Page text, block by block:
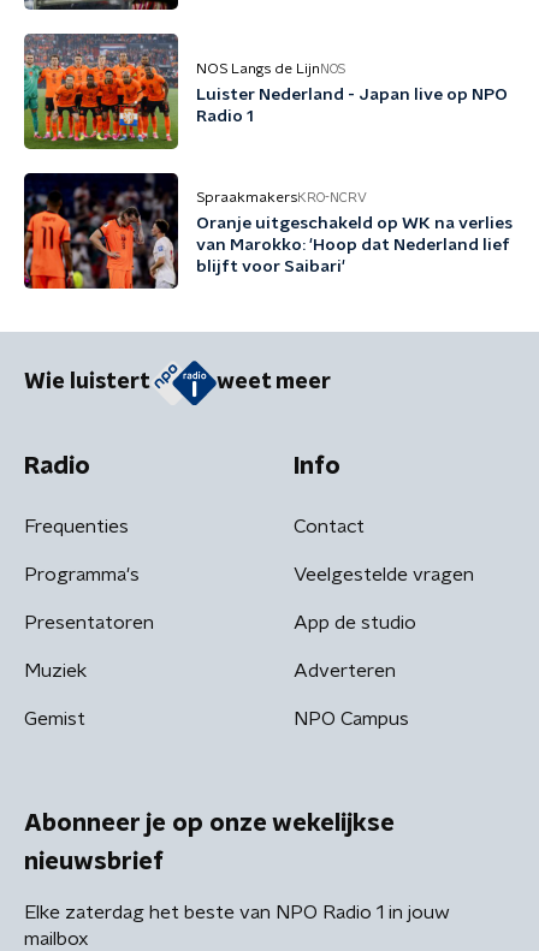
NOS Langs de Lijn NOS
Luister Nederland - Japan live op NPO
Radio 1
SpraakmakersKRO-NCRV
Oranje uitgeschakeld op WK na verlies
van Marokko: 'Hoop dat Nederland lief
blijft voor Saibari'
Wie luistert weet meer
Radio
Frequenties
Programma's
Presentatoren
Muziek
Gemist
Info
Contact
Veelgestelde vragen
App de studio
Adverteren
NPO Campus
Abonneer je op onze wekelijkse
nieuwsbrief
Elke zaterdag het beste van NPO Radio 1 in jouw
mailbox